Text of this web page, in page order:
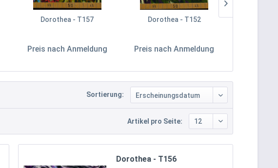
Dorothea - T157
Preis nach Anmeldung
Dorothea - T152
Preis nach Anmeldung
Sortierung:
Artikel pro Seite:
Dorothea - T156